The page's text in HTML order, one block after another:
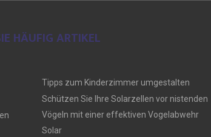
HÄUFIG ARTIKEL
Tipps zum Kinderzimmer umgestalten
Schützen Sie Ihre Solarzellen vor nistenden
Vögeln mit einer effektiven Vogelabwehr
Solar